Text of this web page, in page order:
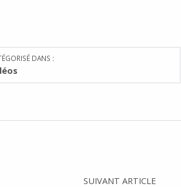
DANS :
SUIVANT ARTICLE